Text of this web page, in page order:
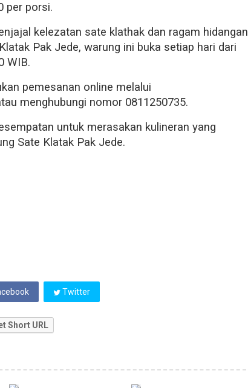
per porsi.
kelezatan sate klathak dan ragam hidangan
Pak Jede, warung ini buka setiap hari dari
WIB.
pemesanan online melalui
menghubungi nomor 0811250735.
untuk merasakan kulineran yang
Sate Klatak Pak Jede.
Twitter
Short URL